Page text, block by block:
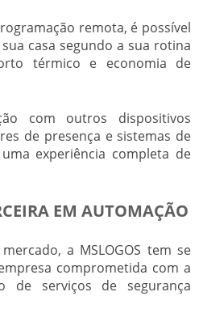
remota, é possível
casa segundo a sua rotina
térmico e economia de
com outros dispositivos
de presença e sistemas de
experiência completa de
EM AUTOMAÇÃO
a MSLOGOS tem se
comprometida com a
de serviços de segurança